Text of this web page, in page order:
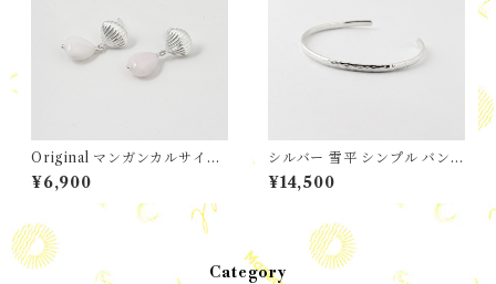
Original マンガンカルサイト
Shell スタッドピアス
¥6,900
シルバー 雪平 シンプル バング
ル S size
¥14,500
Category